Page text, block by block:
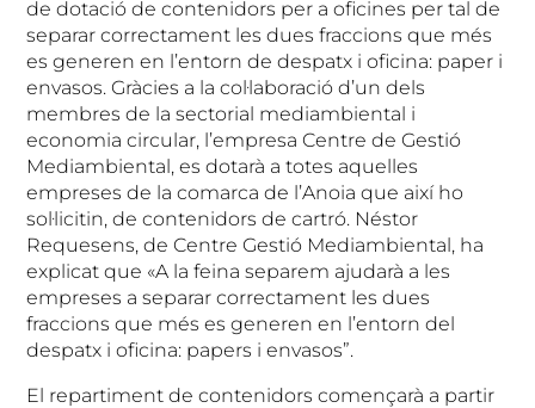
de dotació de contenidors per a oficines per tal de
separar correctament les dues fraccions que més
es generen en l’entorn de despatx i oficina: paper i
envasos. Gràcies a la col·laboració d’un dels
membres de la sectorial mediambiental i
economia circular, l’empresa Centre de Gestió
Mediambiental, es dotarà a totes aquelles
empreses de la comarca de l’Anoia que així ho
sol·licitin, de contenidors de cartró. Néstor
Requesens, de Centre Gestió Mediambiental, ha
explicat que «A la feina separem ajudarà a les
empreses a separar correctament les dues
fraccions que més es generen en l’entorn del
despatx i oficina: papers i envasos”.
El repartiment de contenidors començarà a partir